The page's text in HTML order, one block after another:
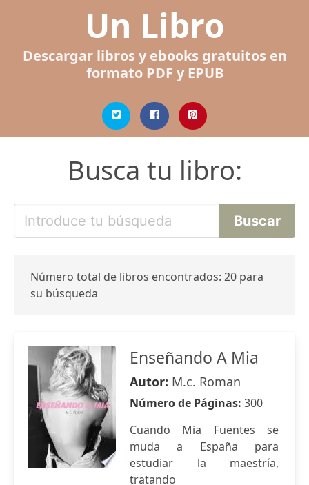
Un Libro
Descargar libros y ebooks gratuitos en
formato PDF y EPUB
Busca tu libro:
Número total de libros encontrados: 20 para
su búsqueda
Enseñando A Mia
Autor: M.c. Roman
Número de Páginas: 300
Cuando Mia Fuentes se
muda a España para
estudiar la maestría,
tratando